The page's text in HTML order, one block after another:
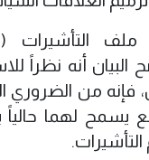
التأشيرات
البيان أنه نظراً
فإنه من الضروري
يسمح لهما
التأشيرات.